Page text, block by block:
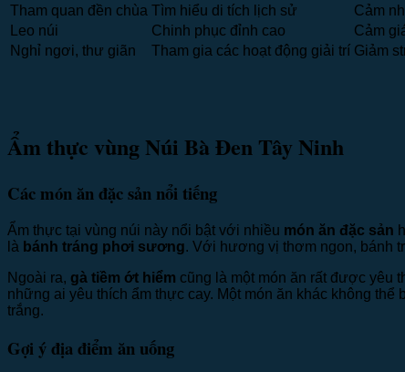
Tham quan đền chùa Tìm hiểu di tích lịch sử
Cảm
Leo núi
Chinh phục đỉnh cao
Cảm
Nghỉ ngơi, thư giãn
Tham gia các hoạt động giải trí Giảm
Ẩm thực vùng Núi Bà Đen Tây Ninh
Các món ăn đặc sản nổi tiếng
Ẩm thực tại vùng núi này nổi bật với nhiều món ăn đặc sản
là bánh tráng phơi sương. Với hương vị thơm ngon, bánh
Ngoài ra, gà tiềm ớt hiểm cũng là một món ăn rất được yêu
những ai yêu thích ẩm thực cay. Một món ăn khác không thể
trắng.
Gợi ý địa điểm ăn uống